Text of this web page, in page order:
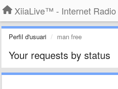
XiiaLive™ - Internet Radio
Perfil d'usuari man free
Your requests by status